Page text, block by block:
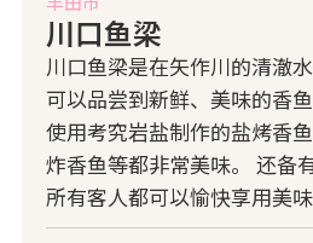
川口鱼梁
川口鱼梁是在矢作川的清澈
可以品尝到新鲜、美味的香鱼
使用考究岩盐制作的盐烤香鱼
炸香鱼等都非常美味。 还备
所有客人都可以愉快享用美味